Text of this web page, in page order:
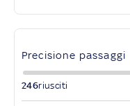
Precisione passaggi
246riusciti